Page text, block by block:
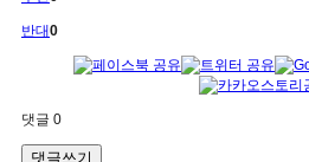
반대0
댓글 0
댓글쓰기